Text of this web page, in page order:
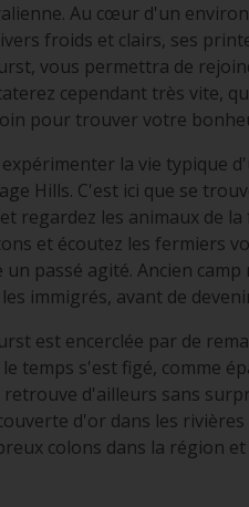
Au cœur d'un
froids et clairs, ses
vous permettra de
cependant très vite,
pour trouver votre
la vie typique
Hills. C'est ici que se
regardez les animaux de
et écoutez les fermiers
un passé agité. Ancien
immigrés, avant de
est encerclée par de
temps s'est figé, comme
retrouve d'ailleurs sans
d'or dans les
colons dans la région